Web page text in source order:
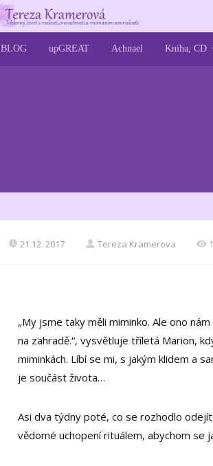
BLOG upGREAT Achnael Kniha, CD
21.12. 2017 Tereza Kramerova
„My jsme taky měli miminko. Ale ono
na zahradě.“, vysvětluje tříletá Marion,
miminkách. Líbí se mi, s jakým klidem a
je součást života…
Asi dva týdny poté, co se rozhodlo
vědomé uchopení rituálem, abychom se